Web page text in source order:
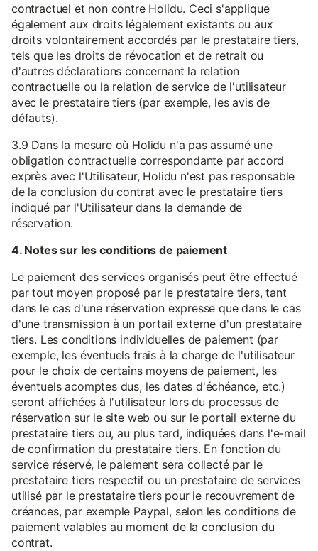
contractuel et non contre Holidu. Ceci s'applique
également aux droits légalement existants ou aux
droits volontairement accordés par le prestataire tiers,
tels que les droits de révocation et de retrait ou
d'autres déclarations concernant la relation
contractuelle ou la relation de service de l'utilisateur
avec le prestataire tiers (par exemple, les avis de
défauts).
3.9 Dans la mesure où Holidu n'a pas assumé une
obligation contractuelle correspondante par accord
exprès avec l'Utilisateur, Holidu n'est pas responsable
de la conclusion du contrat avec le prestataire tiers
indiqué par l'Utilisateur dans la demande de
réservation.
4. Notes sur les conditions de paiement
Le paiement des services organisés peut être effectué
par tout moyen proposé par le prestataire tiers, tant
dans le cas d'une réservation expresse que dans le cas
d'une transmission à un portail externe d'un prestataire
tiers. Les conditions individuelles de paiement (par
exemple, les éventuels frais à la charge de l'utilisateur
pour le choix de certains moyens de paiement, les
éventuels acomptes dus, les dates d'échéance, etc.)
seront affichées à l'utilisateur lors du processus de
réservation sur le site web ou sur le portail externe du
prestataire tiers ou, au plus tard, indiquées dans l'e-mail
de confirmation du prestataire tiers. En fonction du
service réservé, le paiement sera collecté par le
prestataire tiers respectif ou un prestataire de services
utilisé par le prestataire tiers pour le recouvrement de
créances, par exemple Paypal, selon les conditions de
paiement valables au moment de la conclusion du
contrat.